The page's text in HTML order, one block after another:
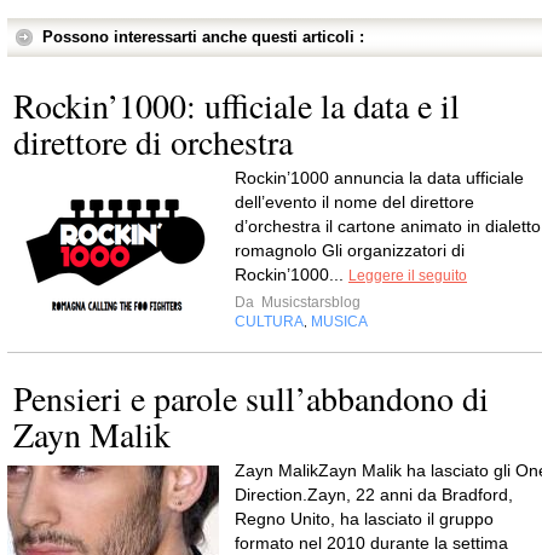
Possono interessarti anche questi articoli :
Rockin’1000: ufficiale la data e il
direttore di orchestra
Rockin’1000 annuncia la data ufficiale
dell’evento il nome del direttore
d’orchestra il cartone animato in dialetto
romagnolo Gli organizzatori di
Rockin’1000...
Leggere il seguito
Da Musicstarsblog
CULTURA MUSICA
Pensieri e parole sull’abbandono di
Zayn Malik
Zayn MalikZayn Malik ha lasciato gli
Direction.Zayn, 22 anni da Bradford,
Regno Unito, ha lasciato il gruppo
formato nel 2010 durante la settima